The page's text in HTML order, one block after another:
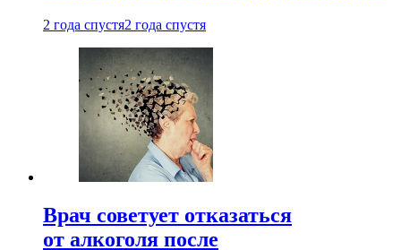
2 года спустя2 года спустя
Врач советует отказаться
от алкоголя после